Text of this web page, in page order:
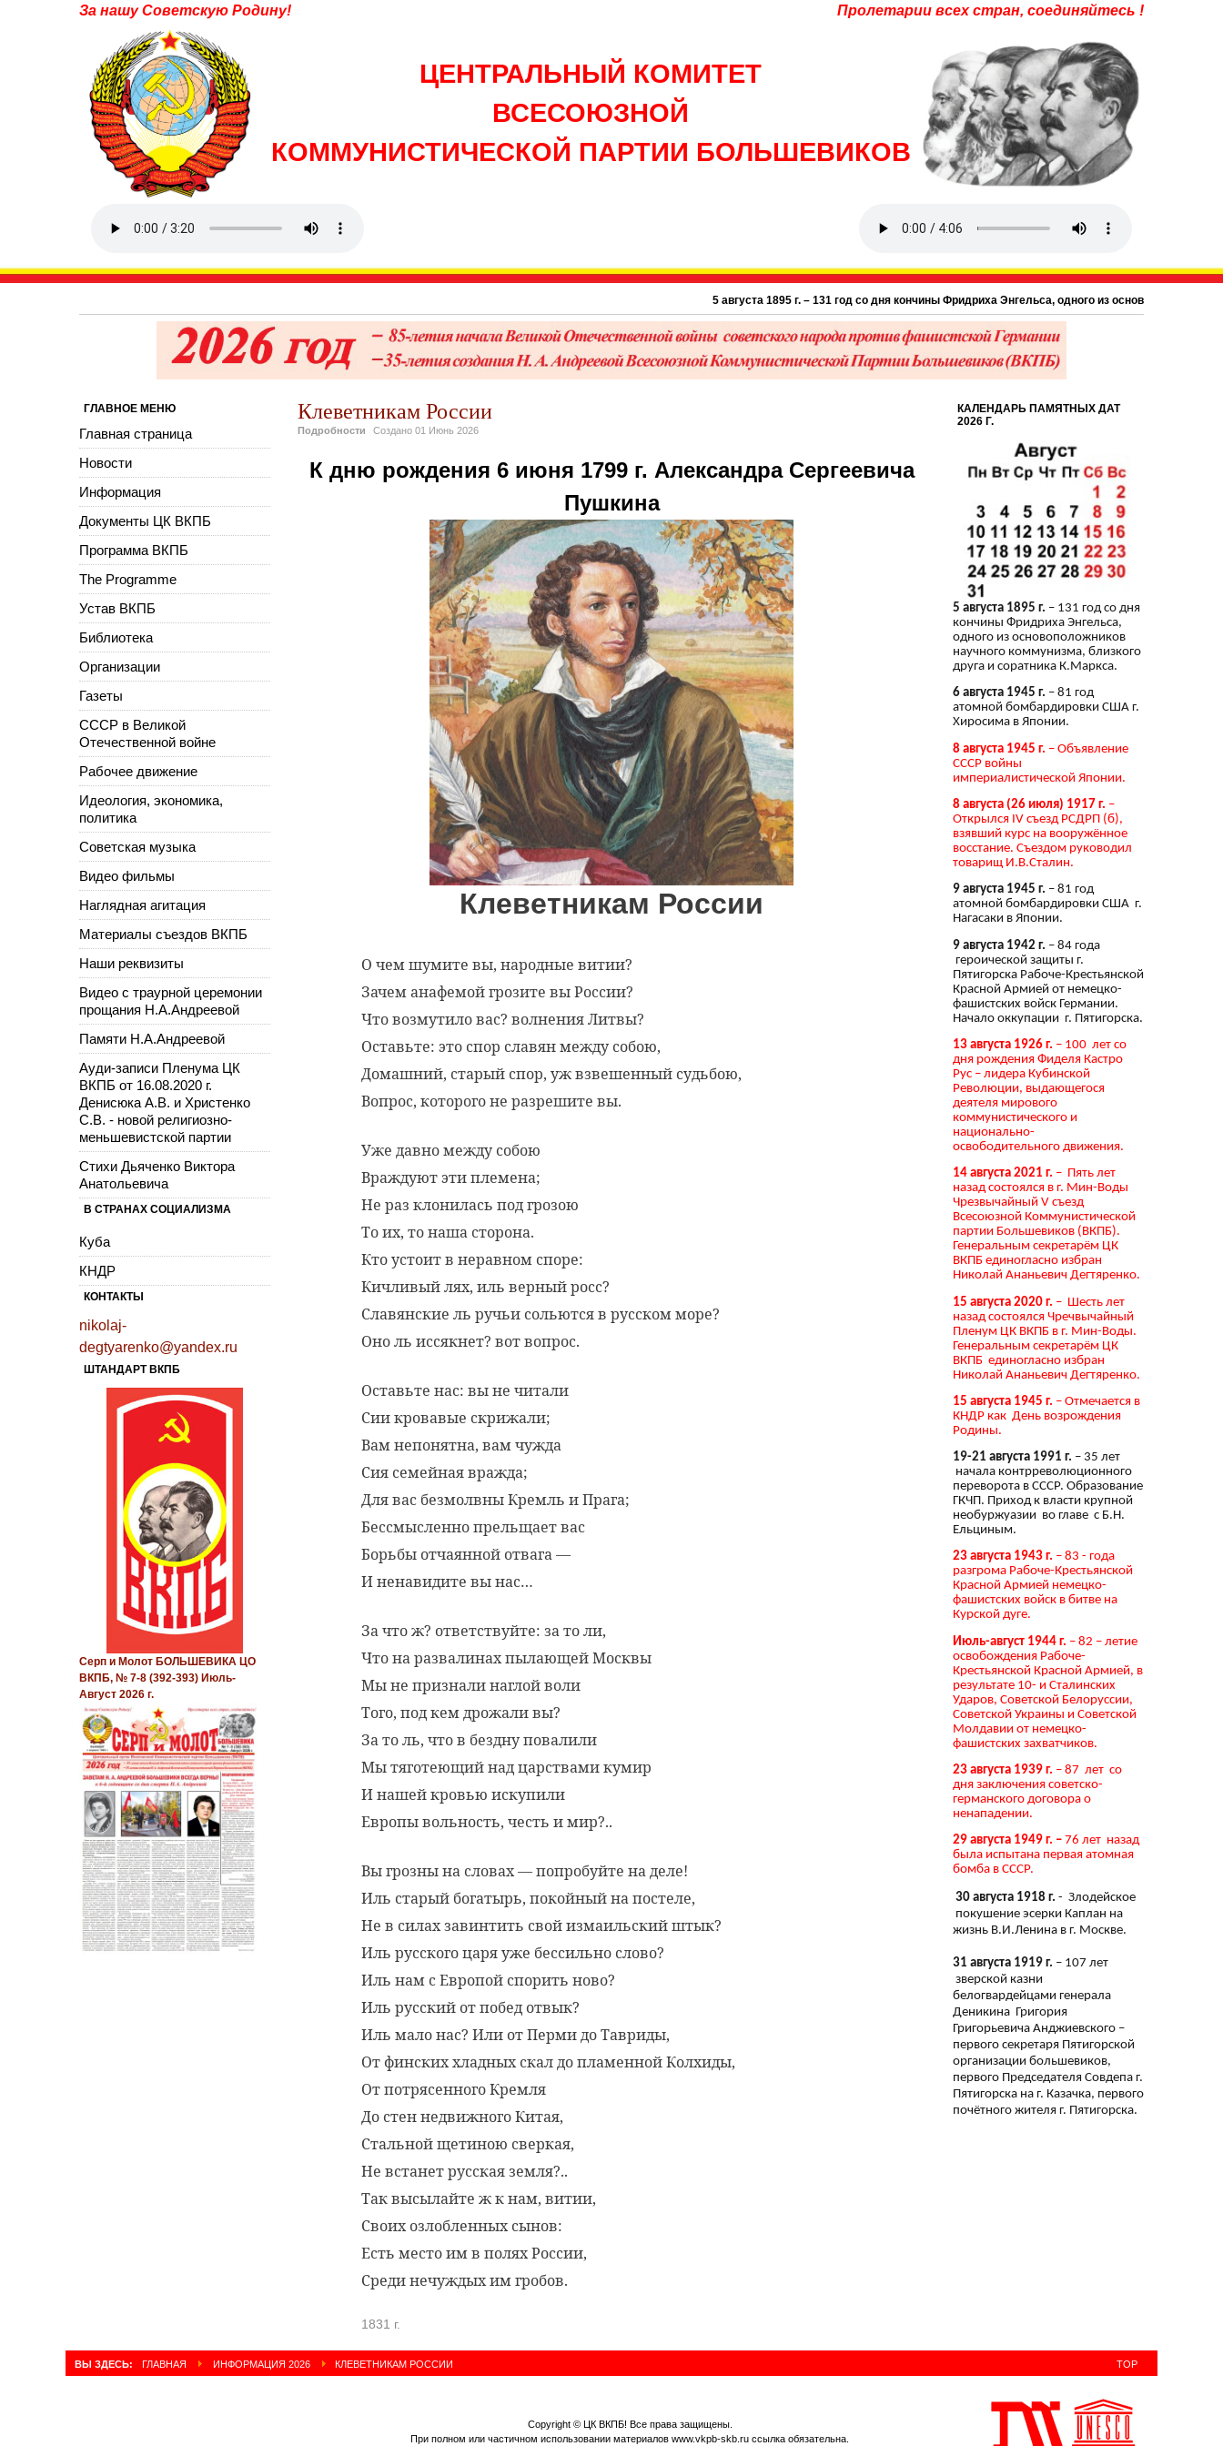
За нашу Советскую Родину! Пролетарии всех стран, соединяйтесь !
ЦЕНТРАЛЬНЫЙ КОМИТЕТ
ВСЕСОЮЗНОЙ
КОММУНИСТИЧЕСКОЙ ПАРТИИ БОЛЬШЕВИКОВ
5 августа 1895 г. – 131 год со дня кончины Фридриха Энгельса, одного из основоположников
Клеветникам России
Подробности Создано 01 Июнь 2026
К дню рождения 6 июня 1799 г. Александра Сергеевича
Пушкина
Клеветникам России
О чем шумите вы, народные витии?
Зачем анафемой грозите вы России?
Что возмутило вас? волнения Литвы?
Оставьте: это спор славян между собою,
Домашний, старый спор, уж взвешенный судьбою,
Вопрос, которого не разрешите вы.
Уже давно между собою
Враждуют эти племена;
Не раз клонилась под грозою
То их, то наша сторона.
Кто устоит в неравном споре:
Кичливый лях, иль верный росс?
Славянские ль ручьи сольются в русском море?
Оно ль иссякнет? вот вопрос.
Оставьте нас: вы не читали
Сии кровавые скрижали;
Вам непонятна, вам чужда
Сия семейная вражда;
Для вас безмолвны Кремль и Прага;
Бессмысленно прельщает вас
Борьбы отчаянной отвага —
И ненавидите вы нас…
За что ж? ответствуйте: за то ли,
Что на развалинах пылающей Москвы
Мы не признали наглой воли
Того, под кем дрожали вы?
За то ль, что в бездну повалили
Мы тяготеющий над царствами кумир
И нашей кровью искупили
Европы вольность, честь и мир?..
Вы грозны на словах — попробуйте на деле!
Иль старый богатырь, покойный на постеле,
Не в силах завинтить свой измаильский штык?
Иль русского царя уже бессильно слово?
Иль нам с Европой спорить ново?
Иль русский от побед отвык?
Иль мало нас? Или от Перми до Тавриды,
От финских хладных скал до пламенной Колхиды,
От потрясенного Кремля
До стен недвижного Китая,
Стальной щетиною сверкая,
Не встанет русская земля?..
Так высылайте ж к нам, витии,
Своих озлобленных сынов:
Есть место им в полях России,
Среди нечуждых им гробов.
1831 г.
ГЛАВНОЕ МЕНЮ
Главная страница
Новости
Информация
Документы ЦК ВКПБ
Программа ВКПБ
The Programme
Устав ВКПБ
Библиотека
Организации
Газеты
СССР в Великой
Отечественной войне
Рабочее движение
Идеология, экономика,
политика
Советская музыка
Видео фильмы
Наглядная агитация
Материалы съездов ВКПБ
Наши реквизиты
Видео с траурной церемонии
прощания Н.А.Андреевой
Памяти Н.А.Андреевой
Ауди-записи Пленума ЦК
ВКПБ от 16.08.2020 г.
Денисюка А.В. и Христенко
С.В. - новой религиозно-
меньшевистской партии
Стихи Дьяченко Виктора
Анатольевича
В СТРАНАХ СОЦИАЛИЗМА
Куба
КНДР
КОНТАКТЫ
nikolaj-
degtyarenko@yandex.ru
ШТАНДАРТ ВКПБ
Серп и Молот БОЛЬШЕВИКА ЦО
ВКПБ, № 7-8 (392-393) Июль-
Август 2026 г.
КАЛЕНДАРЬ ПАМЯТНЫХ ДАТ
2026 Г.
5 августа 1895 г. – 131 год со дня
кончины Фридриха Энгельса,
одного из основоположников
научного коммунизма, близкого
друга и соратника К.Маркса.
6 августа 1945 г. – 81 год
атомной бомбардировки США г.
Хиросима в Японии.
8 августа 1945 г. – Объявление
СССР войны
империалистической Японии.
8 августа (26 июля) 1917 г. –
Открылся IV съезд РСДРП (б),
взявший курс на вооружённое
восстание. Съездом руководил
товарищ И.В.Сталин.
9 августа 1945 г. – 81 год
атомной бомбардировки США г.
Нагасаки в Японии.
9 августа 1942 г. – 84 года
героической защиты г.
Пятигорска Рабоче-Крестьянской
Красной Армией от немецко-
фашистских войск Германии.
Начало оккупации г. Пятигорска.
13 августа 1926 г. – 100 лет со
дня рождения Фиделя Кастро
Рус – лидера Кубинской
Революции, выдающегося
деятеля мирового
коммунистического и
национально-
освободительного движения.
14 августа 2021 г. – Пять лет
назад состоялся в г. Мин-Воды
Чрезвычайный V съезд
Всесоюзной Коммунистической
партии Большевиков (ВКПБ).
Генеральным секретарём ЦК
ВКПБ единогласно избран
Николай Ананьевич Дегтяренко.
15 августа 2020 г. – Шесть лет
назад состоялся Чречвычайный
Пленум ЦК ВКПБ в г. Мин-Воды.
Генеральным секретарём ЦК
ВКПБ единогласно избран
Николай Ананьевич Дегтяренко.
15 августа 1945 г. – Отмечается в
КНДР как День возрождения
Родины.
19-21 августа 1991 г. – 35 лет
начала контрреволюционного
переворота в СССР. Образование
ГКЧП. Приход к власти крупной
необуржуазии во главе с Б.Н.
Ельциным.
23 августа 1943 г. – 83 - года
разгрома Рабоче-Крестьянской
Красной Армией немецко-
фашистских войск в битве на
Курской дуге.
Июль-август 1944 г. – 82 – летие
освобождения Рабоче-
Крестьянской Красной Армией, в
результате 10- и Сталинских
Ударов, Советской Белоруссии,
Советской Украины и Советской
Молдавии от немецко-
фашистских захватчиков.
23 августа 1939 г. – 87 лет со
дня заключения советско-
германского договора о
ненападении.
29 августа 1949 г. – 76 лет назад
была испытана первая атомная
бомба в СССР.
30 августа 1918 г. - Злодейское
покушение эсерки Каплан на
жизнь В.И.Ленина в г. Москве.
31 августа 1919 г. – 107 лет
зверской казни
белогвардейцами генерала
Деникина Григория
Григорьевича Анджиевского –
первого секретаря Пятигорской
организации большевиков,
первого Председателя Совдепа г.
Пятигорска на г. Казачка, первого
почётного жителя г. Пятигорска.
ВЫ ЗДЕСЬ: ГЛАВНАЯ ИНФОРМАЦИЯ 2026 КЛЕВЕТНИКАМ РОССИИ TOP
Copyright © ЦК ВКПБ! Все права защищены.
При полном или частичном использовании материалов www.vkpb-skb.ru ссылка обязательна.